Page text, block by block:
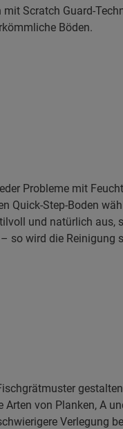
mit Scratch Guard-
Böden.
Probleme mit
Quick-Step-Boden
und natürlich aus,
so wird die Reinigung
Arten von Planken, A
Verlegung